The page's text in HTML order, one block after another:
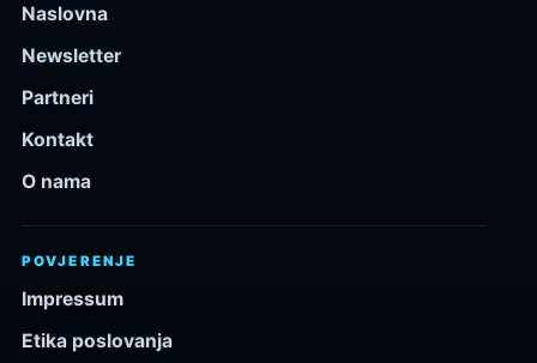
Naslovna
Newsletter
Partneri
Kontakt
O nama
POVJERENJE
Impressum
Etika poslovanja